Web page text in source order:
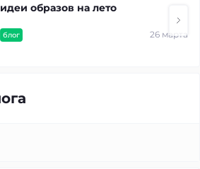
блог 26 марта
идеи образов на лето